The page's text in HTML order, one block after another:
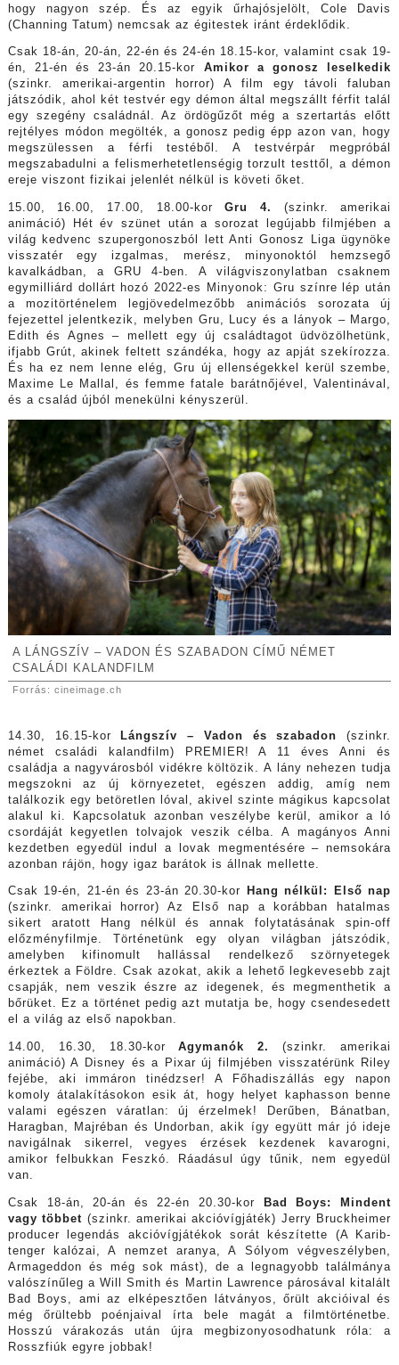
hogy nagyon szép. És az egyik űrhajósjelölt, Cole Davis
(Channing Tatum) nemcsak az égitestek iránt érdeklődik.
Csak 18-án, 20-án, 22-én és 24-én 18.15-kor, valamint csak 19-
én, 21-én és 23-án 20.15-kor Amikor a gonosz leselkedik
(szinkr. amerikai-argentin horror) A film egy távoli faluban
játszódik, ahol két testvér egy démon által megszállt férfit talál
egy szegény családnál. Az ördögűzőt még a szertartás előtt
rejtélyes módon megölték, a gonosz pedig épp azon van, hogy
megszülessen a férfi testéből. A testvérpár megpróbál
megszabadulni a felismerhetetlenségig torzult testtől, a démon
ereje viszont fizikai jelenlét nélkül is követi őket.
15.00, 16.00, 17.00, 18.00-korGru 4. (szinkr. amerikai
animáció) Hét év szünet után a sorozat legújabb filmjében a
világ kedvenc szupergonoszból lett Anti Gonosz Liga ügynöke
visszatér egy izgalmas, merész, minyonoktól hemzsegő
kavalkádban, a GRU 4-ben. A világviszonylatban csaknem
egymilliárd dollárt hozó 2022-es Minyonok: Gru színre lép után
a mozitörténelem legjövedelmezőbb animációs sorozata új
fejezettel jelentkezik, melyben Gru, Lucy és a lányok – Margo,
Edith és Agnes – mellett egy új családtagot üdvözölhetünk,
ifjabb Grút, akinek feltett szándéka, hogy az apját szekírozza.
És ha ez nem lenne elég, Gru új ellenségekkel kerül szembe,
Maxime Le Mallal, és femme fatale barátnőjével, Valentinával,
és a család újból menekülni kényszerül.
A LÁNGSZÍV – VADON ÉS SZABADON CÍMŰ NÉMET
CSALÁDI KALANDFILM
Forrás: cineimage.ch
14.30, 16.15-kor Lángszív – Vadon és szabadon(szinkr.
német családi kalandfilm) PREMIER! A 11 éves Anni és
családja a nagyvárosból vidékre költözik. A lány nehezen tudja
megszokni az új környezetet, egészen addig, amíg nem
találkozik egy betöretlen lóval, akivel szinte mágikus kapcsolat
alakul ki. Kapcsolatuk azonban veszélybe kerül, amikor a ló
csordáját kegyetlen tolvajok veszik célba. A magányos Anni
kezdetben egyedül indul a lovak megmentésére – nemsokára
azonban rájön, hogy igaz barátok is állnak mellette.
Csak 19-én, 21-én és 23-án 20.30-kor
Hang nélkül: Első nap
(szinkr. amerikai horror) Az Első nap a korábban hatalmas
sikert aratott Hang nélkül és annak folytatásának spin-off
előzményfilmje. Történetünk egy olyan világban játszódik,
amelyben kifinomult hallással rendelkező szörnyetegek
érkeztek a Földre. Csak azokat, akik a lehető legkevesebb zajt
csapják, nem veszik észre az idegenek, és megmenthetik a
bőrüket. Ez a történet pedig azt mutatja be, hogy csendesedett
el a világ az első napokban.
14.00, 16.30, 18.30-korAgymanók 2.(szinkr. amerikai
animáció) A Disney és a Pixar új filmjében visszatérünk Riley
fejébe, aki immáron tinédzser! A Főhadiszállás egy napon
komoly átalakításokon esik át, hogy helyet kaphasson benne
valami egészen váratlan: új érzelmek! Derűben, Bánatban,
Haragban, Majréban és Undorban, akik így együtt már jó ideje
navigálnak sikerrel, vegyes érzések kezdenek kavarogni,
amikor felbukkan Feszkó. Ráadásul úgy tűnik, nem egyedül
van.
Csak 18-án, 20-án és 22-én 20.30-kor
Bad Boys: Mindent
vagy többet (szinkr. amerikai akcióvígjáték) Jerry Bruckheimer
producer legendás akcióvígjátékok sorát készítette (A Karib-
tenger kalózai, A nemzet aranya, A Sólyom végveszélyben,
Armageddon és még sok mást), de a legnagyobb találmánya
valószínűleg a Will Smith és Martin Lawrence párosával kitalált
Bad Boys, ami az elképesztően látványos, őrült akcióival és
még őrültebb poénjaival írta bele magát a filmtörténetbe.
Hosszú várakozás után újra megbizonyosodhatunk róla: a
Rosszfiúk egyre jobbak!